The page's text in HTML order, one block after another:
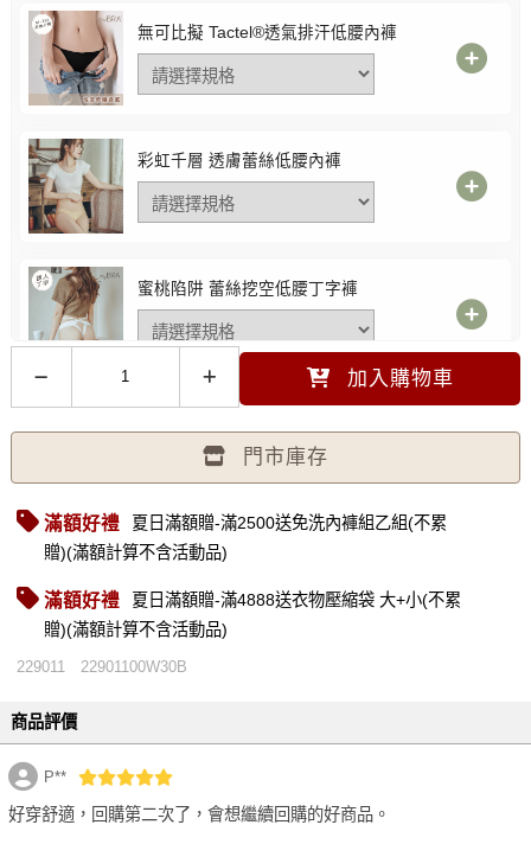
無可比擬 Tactel®透氣排汗低腰內褲
彩虹千層 透膚蕾絲低腰內褲
蜜桃陷阱 蕾絲挖空低腰丁字褲
夏日序曲 彈性包覆低腰內褲
S 膚色 -選購價$390
淺調萊姆 性感蕾絲內褲
性感加倍 透膚不滑落絲襪
加入購物車
門市庫存
滿額好禮
夏日滿額贈-滿2500送免洗內褲組乙組(不累
贈)(滿額計算不含活動品)
滿額好禮
夏日滿額贈-滿4888送衣物壓縮袋 大+小(不累
贈)(滿額計算不含活動品)
229011 22901100W30B
商品評價
P**
好穿舒適，回購第二次了，會想繼續回購的好商品。